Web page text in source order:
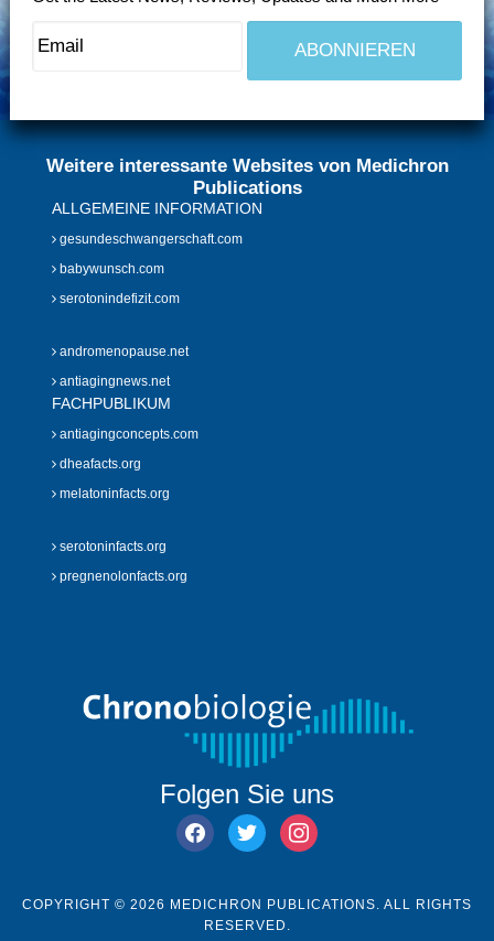
Weitere interessante Websites von Medichron
Publications
ALLGEMEINE INFORMATION
gesundeschwangerschaft.com
babywunsch.com
serotonindefizit.com
andromenopause.net
antiagingnews.net
FACHPUBLIKUM
antiagingconcepts.com
dheafacts.org
melatoninfacts.org
serotoninfacts.org
pregnenolonfacts.org
Folgen Sie uns
facebook
twitter instagram
COPYRIGHT © 2026 MEDICHRON PUBLICATIONS. ALL RIGHTS
RESERVED.